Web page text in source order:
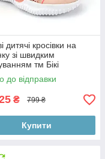
дитячі кросівки на
зі швидким
тм Бікі
до відправки
₴ 799 ₴
Купити